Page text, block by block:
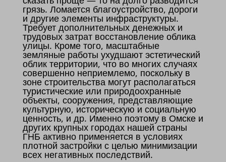
грязь. Ломается благоустройство, дороги
и другие элементы инфраструктуры.
Требует дополнительных денежных и
трудовых затрат восстановление облика
улицы. Кроме того, масштабные
земляные работы ухудшают эстетический
облик территории, что во многих случаях
совершенно неприемлемо, поскольку в
зоне строительства могут располагаться
туристические или природоохранные
объекты, сооружения, представляющие
культурную, историческую и социальную
ценность, и др. Именно поэтому в Омске и
других крупных городах нашей страны
ГНБ активно применяется в условиях
плотной застройки с целью минимизации
всех негативных последствий.